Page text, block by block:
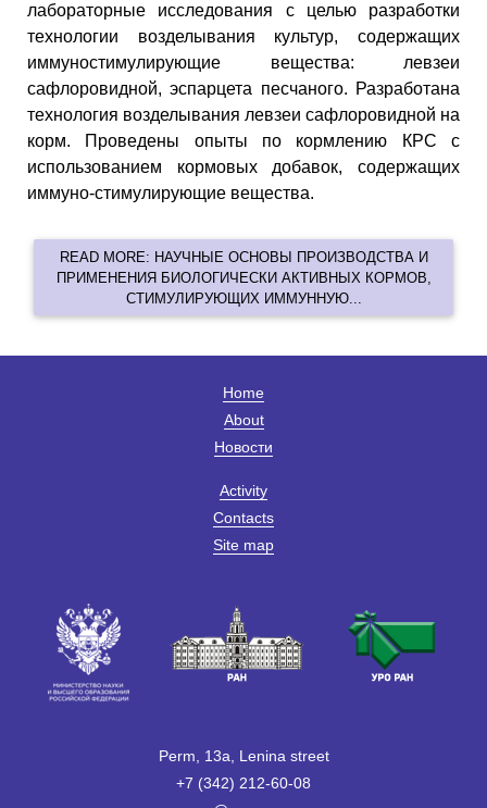
лабораторные исследования с целью разработки
технологии возделывания культур, содержащих
иммуностимулирующие вещества: левзеи
сафлоровидной, эспарцета песчаного. Разработана
технология возделывания левзеи сафлоровидной на
корм. Проведены опыты по кормлению КРС с
использованием кормовых добавок, содержащих
иммуно-стимулирующие вещества.
READ MORE: НАУЧНЫЕ ОСНОВЫ ПРОИЗВОДСТВА И
ПРИМЕНЕНИЯ БИОЛОГИЧЕСКИ АКТИВНЫХ КОРМОВ,
СТИМУЛИРУЮЩИХ ИММУННУЮ...
Home
About
Новости
Activity
Contacts
Site map
Perm, 13a, Lenina street
+7 (342) 212-60-08